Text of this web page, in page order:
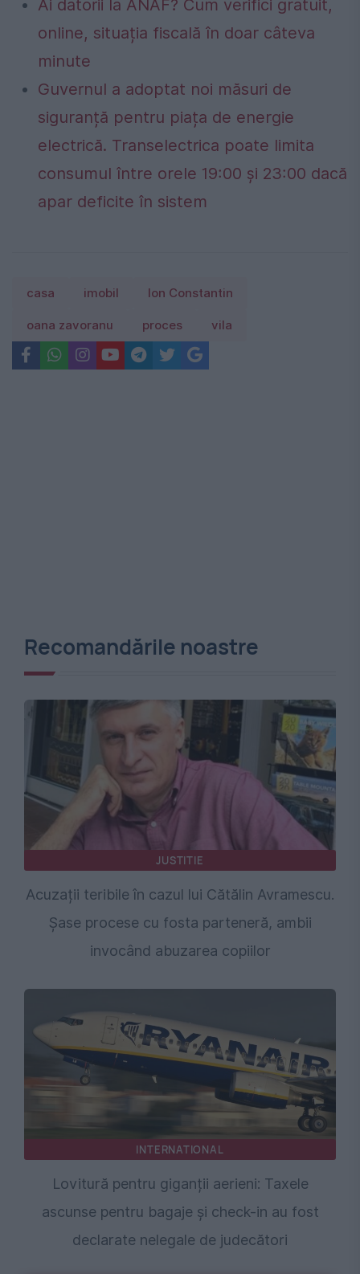
Ai datorii la ANAF? Cum verifici gratuit,
online, situația fiscală în doar câteva
minute
Guvernul a adoptat noi măsuri de
siguranță pentru piața de energie
electrică. Transelectrica poate limita
consumul între orele 19:00 și 23:00 dacă
apar deficite în sistem
casa imobil Ion Constantin
oana zavoranu proces vila
Recomandările noastre
JUSTITIE
Acuzații teribile în cazul lui Cătălin Avramescu.
Șase procese cu fosta parteneră, ambii
invocând abuzarea copiilor
INTERNATIONAL
Lovitură pentru giganții aerieni: Taxele
ascunse pentru bagaje și check-in au fost
declarate nelegale de judecători